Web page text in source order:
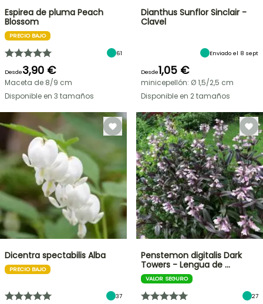
Espirea de pluma Peach
Blossom
PRECIO BAJO
61
Desde3,90 €
Maceta de 8/9 cm
Disponible en 3 tamaños
Dianthus Sunflor Sinclair -
Clavel
Enviado el 8 sept
Desde1,05 €
minicepellón: Ø 1,5/2,5 cm
Disponible en 2 tamaños
Dicentra spectabilis Alba
PRECIO BAJO
37
Penstemon digitalis Dark
Towers - Lengua de …
VALOR SEGURO
27